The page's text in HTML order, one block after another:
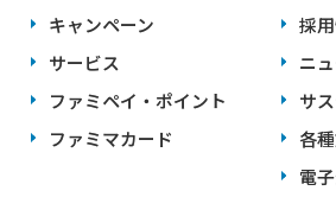
キャンペーン
サービス
ファミペイ・ポイント
ファミマカード
採
ニ
サ
各
電